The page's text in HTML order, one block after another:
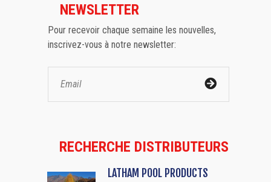
NEWSLETTER
Pour recevoir chaque semaine les nouvelles,
inscrivez-vous à notre newsletter:
RECHERCHE DISTRIBUTEURS
LATHAM POOL PRODUCTS